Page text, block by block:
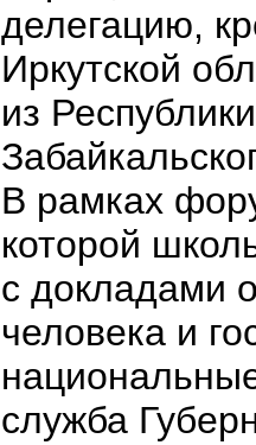
делегацию,
Иркутской
из
В рамках
которой
с докладами
человека и
служба